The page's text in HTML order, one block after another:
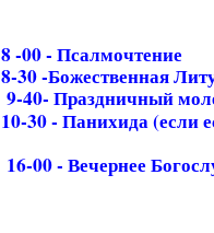
8 -00 - Псалмочтение
8-30 -Божественная
9-40- Праздничный
10-30 - Панихида (если
16-00 - Вечернее